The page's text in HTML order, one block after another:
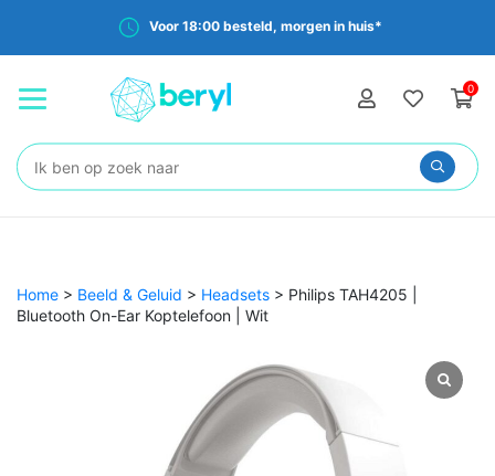
Voor 18:00 besteld, morgen in huis*
0
Zoeken:
Home > Beeld & Geluid > Headsets > Philips TAH4205 |
Bluetooth On-Ear Koptelefoon | Wit